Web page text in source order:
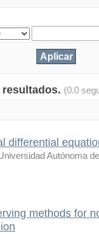
(0.0
differential
Autónoma
methods for